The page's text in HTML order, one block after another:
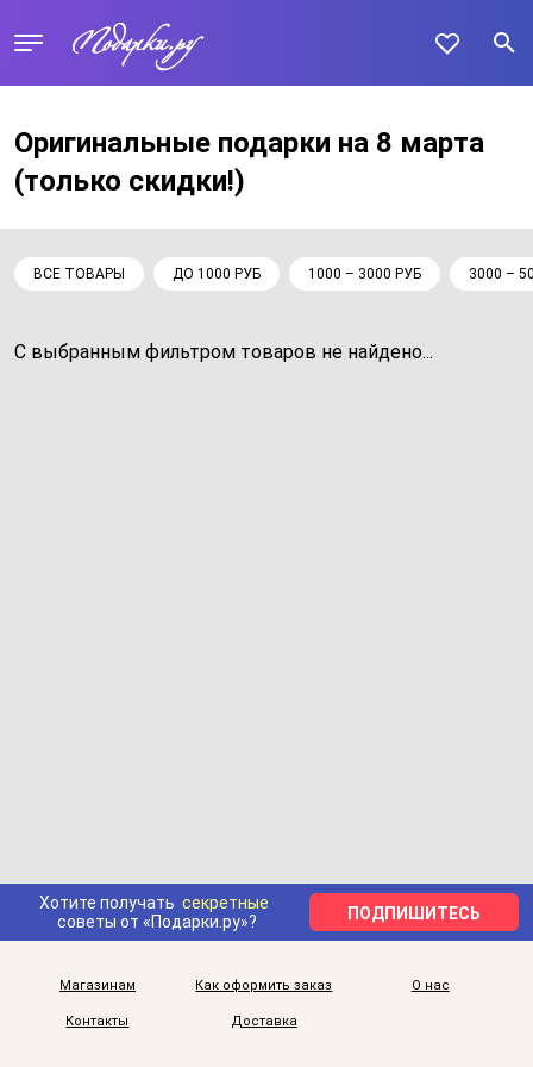
Оригинальные подарки на 8 марта
(только скидки!)
ВСЕ ТОВАРЫ ДО 1000 РУБ 1000 – 3000 РУБ 3000 –
С выбранным фильтром товаров не найдено...
Хотите получать секретные
советы от «Подарки.ру»?
ПОДПИШИТЕСЬ
Магазинам Как оформить заказ О нас
Контакты Доставка